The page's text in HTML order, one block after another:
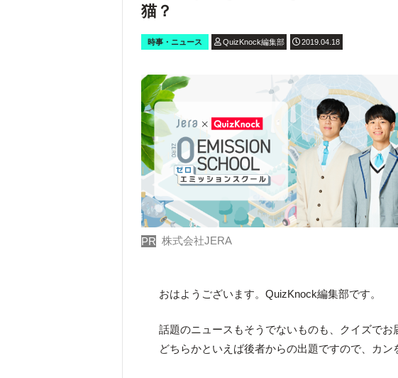
猫？
時事・ニュース QuizKnock編集部 2019.04.18
PR 株式会社JERA
おはようございます。QuizKnock編集部です。
話題のニュースもそうでないものも、クイズでお
どちらかといえば後者からの出題ですので、カン